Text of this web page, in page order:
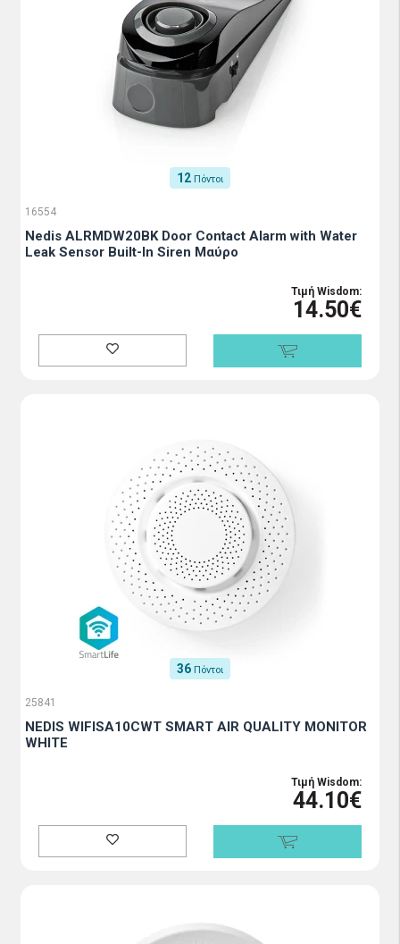
12 Πόντοι
16554
Nedis ALRMDW20BK Door Contact Alarm with Water
Leak Sensor Built-In Siren Μαύρο
Τιμή Wisdom:
14.50€
36 Πόντοι
25841
NEDIS WIFISA10CWT SMART AIR QUALITY MONITOR
WHITE
Τιμή Wisdom:
44.10€